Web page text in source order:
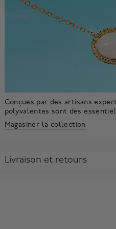
Conçues par des artisans
polyvalentes sont des
Magasiner la collection
Livraison et retours